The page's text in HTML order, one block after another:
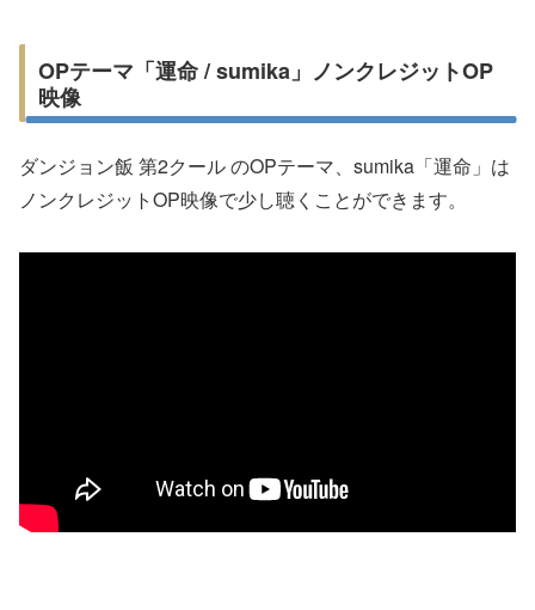
OPテーマ「運命 / sumika」ノンクレジットOP
映像
ダンジョン飯 第2クール のOPテーマ、sumika「運命」は
ノンクレジットOP映像で少し聴くことができます。